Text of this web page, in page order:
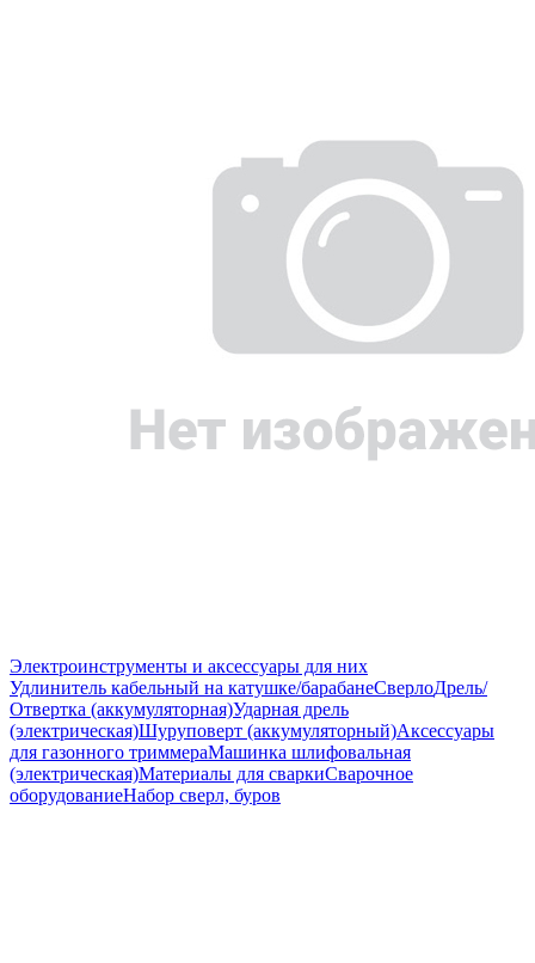
Электроинструменты и аксессуары для них
Удлинитель кабельный на катушке/барабанеСверлоДрель/
Отвертка (аккумуляторная)Ударная дрель
(электрическая)Шуруповерт (аккумуляторный)Аксессуары
для газонного триммераМашинка шлифовальная
(электрическая)Материалы для сваркиСварочное
оборудованиеНабор сверл, буров